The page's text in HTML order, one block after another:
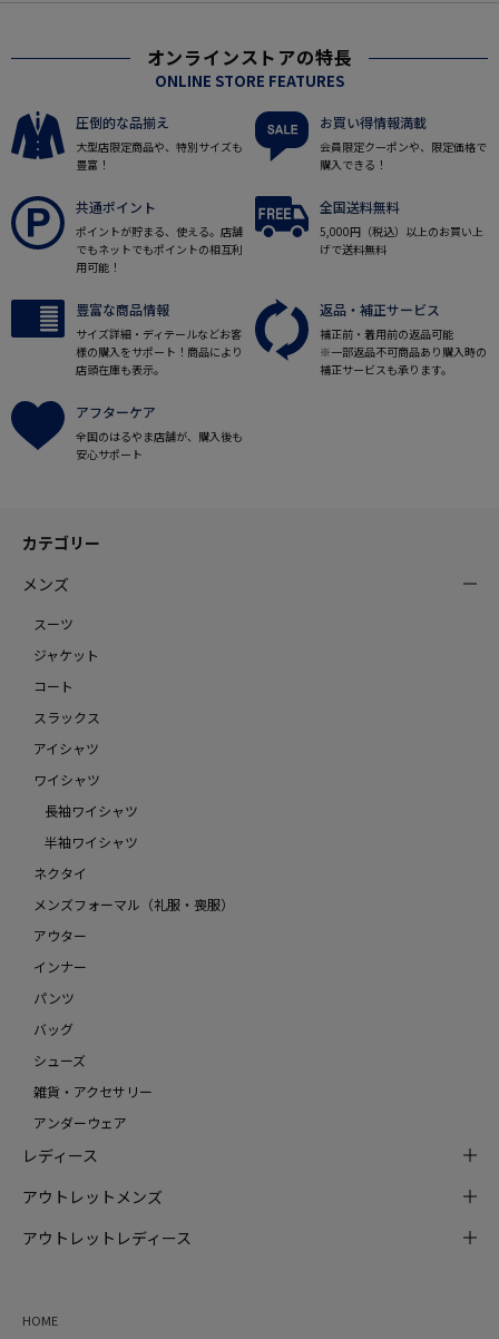
オンラインストアの特長
ONLINE STORE FEATURES
圧倒的な品揃え
大型店限定商品や、特別サイズも
豊富！
お買い得情報満載
会員限定クーポンや、限定価格で
購入できる！
共通ポイント
ポイントが貯まる、使える。店舗
でもネットでもポイントの相互利
用可能！
全国送料無料
5,000円（税込）以上のお買い上
げで送料無料
豊富な商品情報
サイズ詳細・ディテールなどお客
様の購入をサポート！商品により
店頭在庫も表示。
返品・補正サービス
補正前・着用前の返品可能
※一部返品不可商品あり購入時の
補正サービスも承ります。
アフターケア
全国のはるやま店舗が、購入後も
安心サポート
カテゴリー
メンズ
スーツ
ジャケット
コート
スラックス
アイシャツ
ワイシャツ
長袖ワイシャツ
半袖ワイシャツ
ネクタイ
メンズフォーマル（礼服・喪服）
アウター
インナー
パンツ
バッグ
シューズ
雑貨・アクセサリー
アンダーウェア
レディース
アウトレットメンズ
アウトレットレディース
HOME